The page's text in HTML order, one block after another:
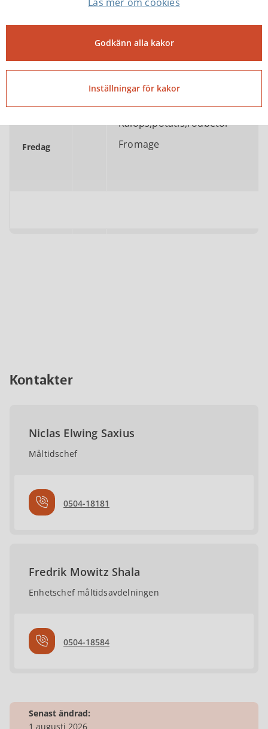
Torsdag
Fredag
Kalops,potatis,rödbetor
Fromage
Kontakter
Niclas Elwing Saxius
Måltidschef
0504-18181
Fredrik Mowitz Shala
Enhetschef måltidsavdelningen
0504-18584
Senast ändrad:
1 augusti 2026
Godkänn alla kakor
Inställningar för kakor